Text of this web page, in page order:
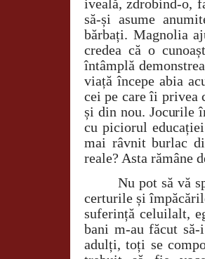
iveală, zdrobind-o,
să-și asume
bărbați. Magnolia
credea că o
întâmplă
viață începe abia
cei pe care îi privea
și din nou. Jocurile
cu piciorul
mai râvnit burlac
reale? Asta rămâne
Nu pot să vă
certurile și
suferință celuilalt,
bani m-au făcut
adulți, toți se